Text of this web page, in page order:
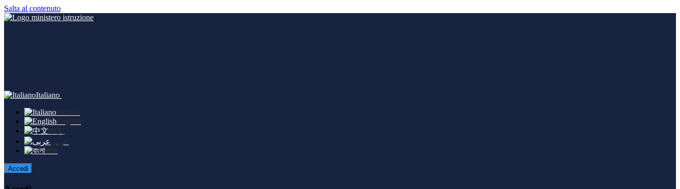
Salta al contenuto
Italiano
Italiano
English
中文
عربى
বাংলা
Accedi